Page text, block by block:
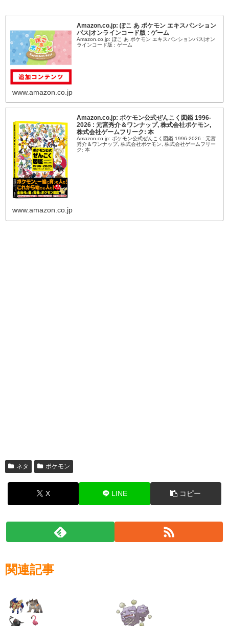
Amazon.co.jp: ぽこ あ ポケモン エキスパンション
パス|オンラインコード版 : ゲーム
Amazon.co.jp: ぽこ あ ポケモン エキスパンションパス|オン
ラインコード版 : ゲーム
www.amazon.co.jp
Amazon.co.jp: ポケモン公式ぜんこく図鑑 1996-
2026 : 元宮秀介＆ワンナップ, 株式会社ポケモン,
株式会社ゲームフリーク: 本
Amazon.co.jp: ポケモン公式ぜんこく図鑑 1996-2026 : 元宮
秀介＆ワンナップ, 株式会社ポケモン, 株式会社ゲームフリー
ク: 本
www.amazon.co.jp
ネタ ポケモン
X LINE コピー
関連記事